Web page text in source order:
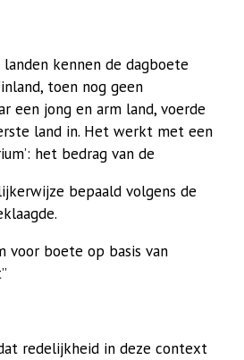
landen kennen de dagboete
toen nog geen
een jong en arm land, voerde
land in. Het werkt met een
het bedrag van de
bepaald volgens de
voor boete op basis van
redelijkheid in deze context